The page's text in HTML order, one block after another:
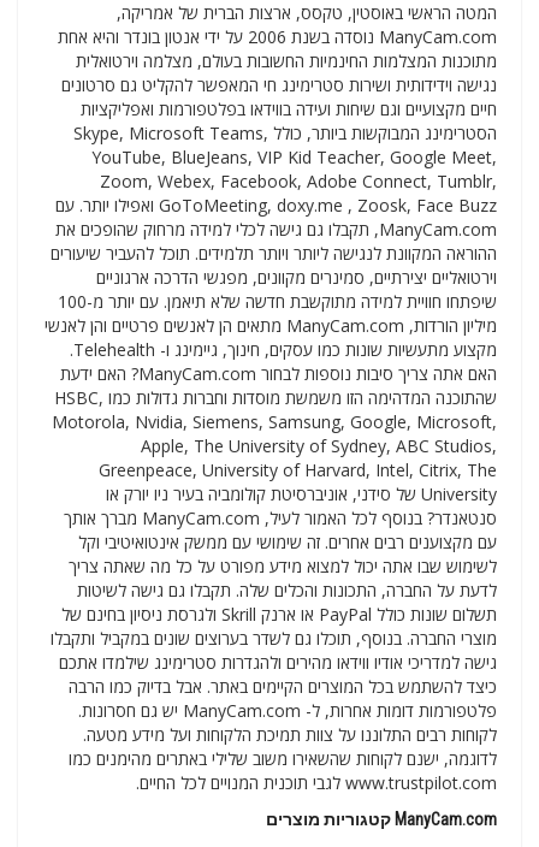
המטה הראשי באוסטין, טקסס, ארצות הברית של אמריקה,
ManyCam.com נוסדה בשנת 2006 על ידי אנטון בונדר והיא אחת
מתוכנות המצלמות החינמיות החשובות בעולם, מצלמה וירטואלית
נגישה וידידותית ושירות סטרימינג חי המאפשר להקליט גם סרטונים
חיים מקצועיים וגם שיחות ועידה בווידאו בפלטפורמות ואפליקציות
הסטרימינג המבוקשות ביותר, כולל Skype, Microsoft Teams,
YouTube, BlueJeans, VIP Kid Teacher, Google Meet,
Zoom, Webex, Facebook, Adobe Connect, Tumblr,
GoToMeeting, doxy.me , Zoosk, Face Buzz ואפילו יותר. עם
ManyCam.com, תקבלו גם גישה לכלי למידה מרחוק שהופכים את
ההוראה המקוונת לנגישה ליותר ויותר תלמידים. תוכל להעביר שיעורים
וירטואליים יצירתיים, סמינרים מקוונים, מפגשי הדרכה ארגוניים
שיפתחו חוויית למידה מתוקשבת חדשה שלא תיאמן. עם יותר מ-100
מיליון הורדות, ManyCam.com מתאים הן לאנשים פרטיים והן לאנשי
מקצוע מתעשיות שונות כמו עסקים, חינוך, גיימינג ו- Telehealth.
האם אתה צריך סיבות נוספות לבחור ManyCam.com? האם ידעת
שהתוכנה המדהימה הזו משמשת מוסדות וחברות גדולות כמו HSBC,
Motorola, Nvidia, Siemens, Samsung, Google, Microsoft,
Apple, The University of Sydney, ABC Studios,
Greenpeace, University of Harvard, Intel, Citrix, The
University של סידני, אוניברסיטת קולומביה בעיר ניו יורק או
סנטאנדר? בנוסף לכל האמור לעיל, ManyCam.com מברך אותך
עם מקצוענים רבים אחרים. זה שימושי עם ממשק אינטואיטיבי וקל
לשימוש שבו אתה יכול למצוא מידע מפורט על כל מה שאתה צריך
לדעת על החברה, התכונות והכלים שלה. תקבלו גם גישה לשיטות
תשלום שונות כולל PayPal או ארנק Skrill ולגרסת ניסיון בחינם של
מוצרי החברה. בנוסף, תוכלו גם לשדר בערוצים שונים במקביל ותקבלו
גישה למדריכי אודיו ווידאו מהירים ולהגדרות סטרימינג שילמדו אתכם
כיצד להשתמש בכל המוצרים הקיימים באתר. אבל בדיוק כמו הרבה
פלטפורמות דומות אחרות, ל- ManyCam.com יש גם חסרונות.
לקוחות רבים התלוננו על צוות תמיכת הלקוחות ועל מידע מטעה.
לדוגמה, ישנם לקוחות שהשאירו משוב שלילי באתרים מהימנים כמו
www.trustpilot.com לגבי תוכנית המנויים לכל החיים.
ManyCam.com קטגוריות מוצרים